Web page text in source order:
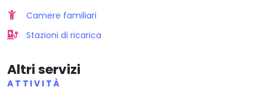
Camere familiari
Stazioni di ricarica
Altri servizi
ATTIVITÀ